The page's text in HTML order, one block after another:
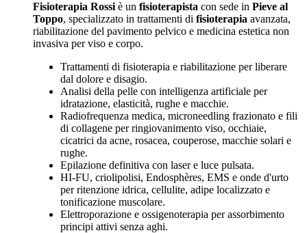
Fisioterapia Rossi è un fisioterapista con sede in Pieve al
Toppo, specializzato in trattamenti di fisioterapia avanzata,
riabilitazione del pavimento pelvico e medicina estetica non
invasiva per viso e corpo.
Trattamenti di fisioterapia e riabilitazione per liberare
dal dolore e disagio.
Analisi della pelle con intelligenza artificiale per
idratazione, elasticità, rughe e macchie.
Radiofrequenza medica, microneedling frazionato e fili
di collagene per ringiovanimento viso, occhiaie,
cicatrici da acne, rosacea, couperose, macchie solari e
rughe.
Epilazione definitiva con laser e luce pulsata.
HI-FU, criolipolisi, Endosphères, EMS e onde d'urto
per ritenzione idrica, cellulite, adipe localizzato e
tonificazione muscolare.
Elettroporazione e ossigenoterapia per assorbimento
principi attivi senza aghi.